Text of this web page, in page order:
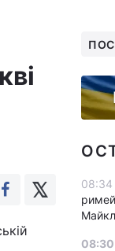
08:34
08:30